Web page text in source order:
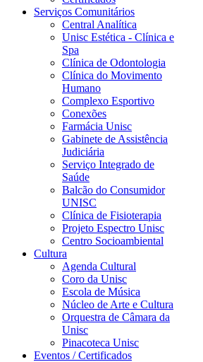
Serviços Comunitários
Central Analítica
Unisc Estética - Clínica e
Spa
Clínica de Odontologia
Clínica do Movimento
Humano
Complexo Esportivo
Conexões
Farmácia Unisc
Gabinete de Assistência
Judiciária
Serviço Integrado de
Saúde
Balcão do Consumidor
UNISC
Clínica de Fisioterapia
Projeto Espectro Unisc
Centro Socioambiental
Cultura
Agenda Cultural
Coro da Unisc
Escola de Música
Núcleo de Arte e Cultura
Orquestra de Câmara da
Unisc
Pinacoteca Unisc
Eventos / Certificados